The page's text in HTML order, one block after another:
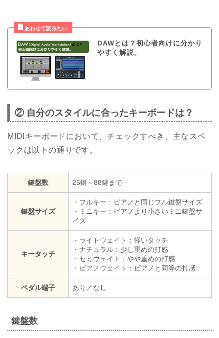
DAWとは？初心者向けに分かり
やすく解説。
② 自分のスタイルに合ったキーボードは？
MIDIキーボードにおいて、チェックすべき、主なスペ
ックは以下の通りです。
鍵盤数 25鍵～88鍵まで
鍵盤サイズ
・フルキー：ピアノと同じフル鍵盤サイズ
・ミニキー：ピアノより小さいミニ鍵盤サ
イズ
キータッチ
・ライトウェイト：軽いタッチ
・ナチュラル：少し重めの打感
・セミウェイト：やや重めの打感
・ピアノウェイト：ピアノと同等の打感
ペダル端子 あり／なし
鍵盤数